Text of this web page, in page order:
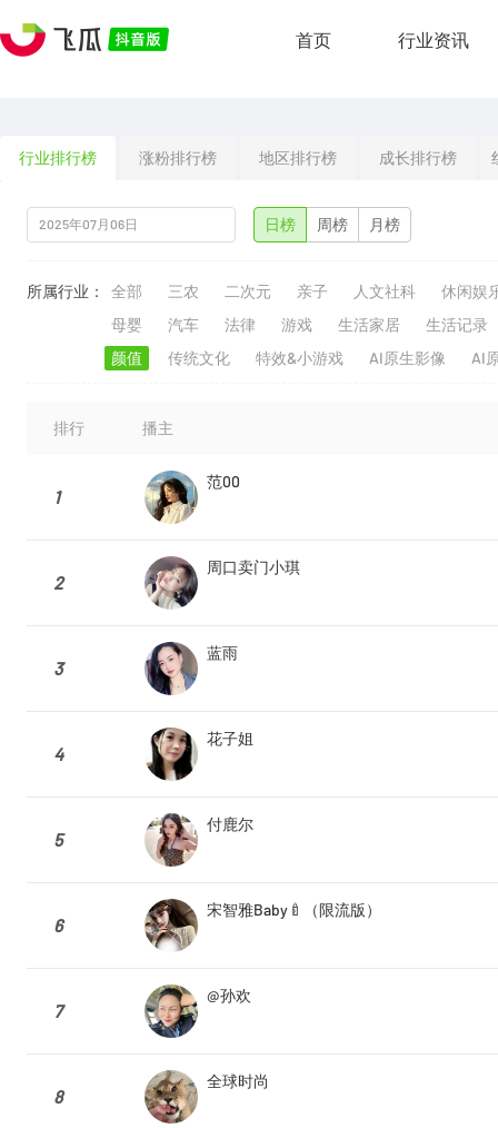
首页 行业资讯
行业排行榜 涨粉排行榜 地区排行榜 成长排行榜
日榜 周榜 月榜
所属行业： 全部 三农 二次元 亲子 人文社科
休闲娱
母婴
汽车 法律 游戏 生活家居
生活记录
颜值
传统文化 特效&小游戏 AI原生影像 AI
排行 播主
1
范00
2
周口卖门小琪
3
蓝雨
4
花子姐
5
付鹿尔
6
宋智雅Baby🍼（限流版）
7
@孙欢
8
全球时尚